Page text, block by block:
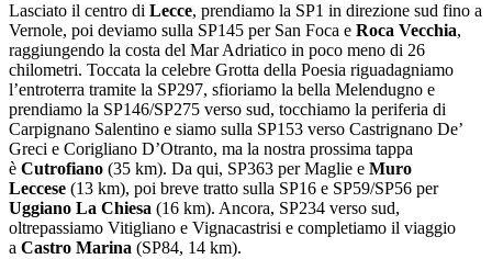
Lasciato il centro di Lecce, prendiamo la SP1 in direzione sud fino a
Vernole, poi deviamo sulla SP145 per San Foca e Roca Vecchia,
raggiungendo la costa del Mar Adriatico in poco meno di 26
chilometri. Toccata la celebre Grotta della Poesia riguadagniamo
l’entroterra tramite la SP297, sfioriamo la bella Melendugno e
prendiamo la SP146/SP275 verso sud, tocchiamo la periferia di
Carpignano Salentino e siamo sulla SP153 verso Castrignano De’
Greci e Corigliano D’Otranto, ma la nostra prossima tappa
è Cutrofiano (35 km). Da qui, SP363 per Maglie e Muro
Leccese (13 km), poi breve tratto sulla SP16 e SP59/SP56 per
Uggiano La Chiesa (16 km). Ancora, SP234 verso sud,
oltrepassiamo Vitigliano e Vignacastrisi e completiamo il viaggio
a Castro Marina (SP84, 14 km).